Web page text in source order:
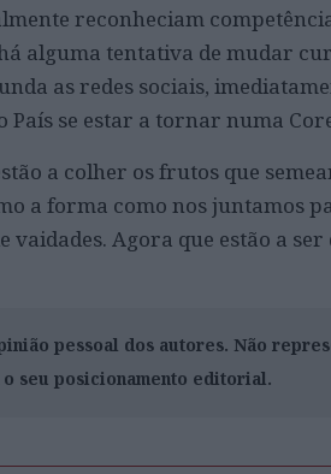
reconheciam
alguma tentativa de mudar
as redes sociais,
se estar a tornar numa
a colher os frutos que
a forma como nos juntamos
Agora que estão a
pessoal dos autores. Não
o seu posicionamento editorial.